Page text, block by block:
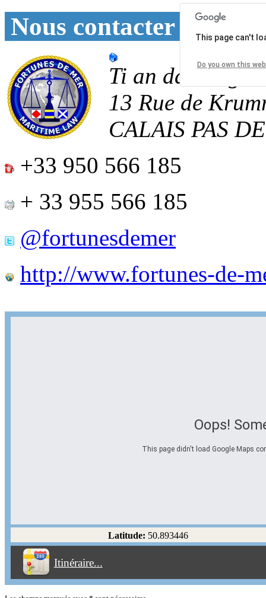
Nous contacter
Ti an
13 Rue de
CALAIS PAS
+33 950 566 185
+ 33 955 566 185
@fortunesdemer
http://www.fortunes-de-
Oops!
This page didn't load Google Maps
This page can't
Do you own this
Latitude: 50.893446
Itinéraire...
Éviter les autoroutes
Éviter les péages
Partir! Reset